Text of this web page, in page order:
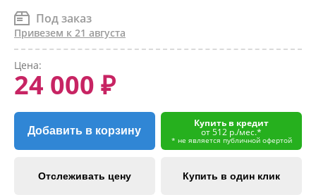
Под заказ
Привезем к 21 августа
Цена:
24 000 ₽
Добавить в корзину
Купить в кредит
от 512 р./мес.*
* не является публичной офертой
Отслеживать цену Купить в один клик